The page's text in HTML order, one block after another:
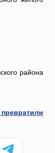
района